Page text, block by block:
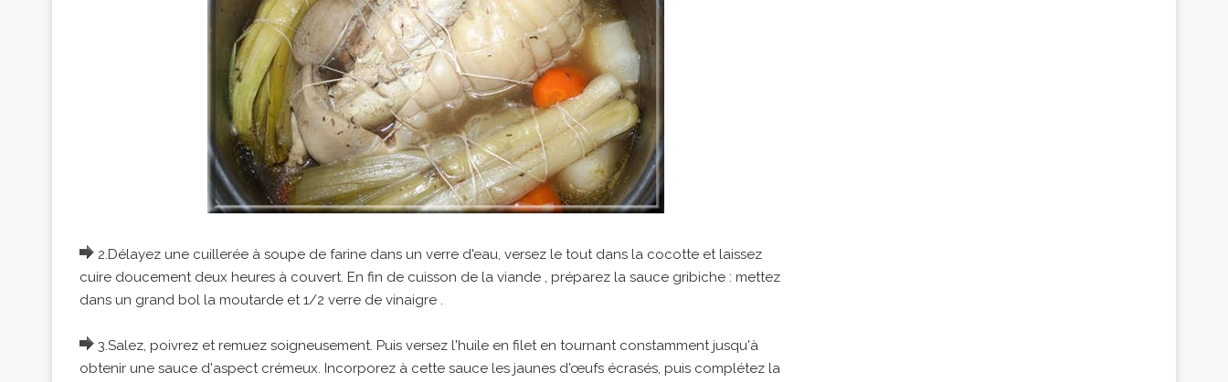
2.Délayez une cuillerée à soupe de farine dans un verre d'eau, versez le tout dans la cocotte et laissez
cuire doucement deux heures à couvert. En fin de cuisson de la viande , préparez la sauce gribiche : mettez
dans un grand bol la moutarde et 1/2 verre de vinaigre .
3.Salez, poivrez et remuez soigneusement. Puis versez l'huile en filet en tournant constamment jusqu'à
obtenir une sauce d'aspect crémeux. Incorporez à cette sauce les jaunes d'œufs écrasés, puis complétez la